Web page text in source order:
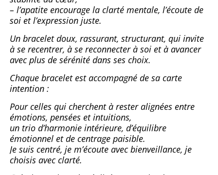
– l’apatite encourage la clarté mentale, l’écoute de
soi et l’expression juste.
Un bracelet doux, rassurant, structurant, qui invite
à se recentrer, à se reconnecter à soi et à avancer
avec plus de sérénité dans ses choix.
Chaque bracelet est accompagné de sa carte
intention :
Pour celles qui cherchent à rester alignées entre
émotions, pensées et intuitions,
un trio d’harmonie intérieure, d’équilibre
émotionnel et de centrage paisible.
Je suis centré, je m’écoute avec bienveillance, je
choisis avec clarté.